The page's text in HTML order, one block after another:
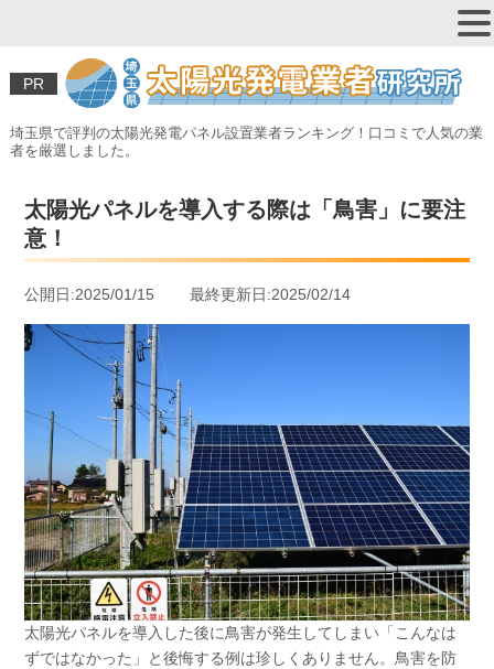
PR
埼玉県で評判の太陽光発電パネル設置業者ランキング！口コミで人気の業
者を厳選しました。
太陽光パネルを導入する際は「鳥害」に要注
意！
公開日:2025/01/15 最終更新日:2025/02/14
太陽光パネルを導入した後に鳥害が発生してしまい「こんなは
ずではなかった」と後悔する例は珍しくありません。鳥害を防